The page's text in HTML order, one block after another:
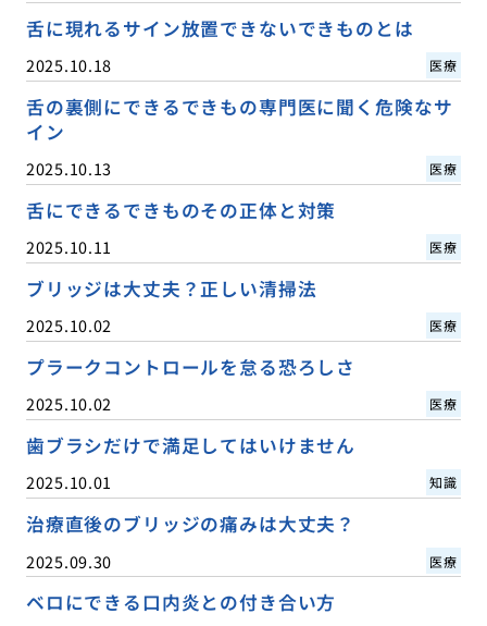
舌に現れるサイン放置できないできものとは
2025.10.18 医療
舌の裏側にできるできもの専門医に聞く危険なサ
イン
2025.10.13 医療
舌にできるできものその正体と対策
2025.10.11 医療
ブリッジは大丈夫？正しい清掃法
2025.10.02 医療
プラークコントロールを怠る恐ろしさ
2025.10.02 医療
歯ブラシだけで満足してはいけません
2025.10.01 知識
治療直後のブリッジの痛みは大丈夫？
2025.09.30 医療
ベロにできる口内炎との付き合い方